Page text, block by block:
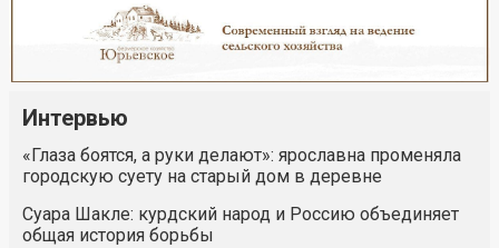
Интервью
«Глаза боятся, а руки делают»: ярославна променяла
городскую суету на старый дом в деревне
Суара Шакле: курдский народ и Россию объединяет
общая история борьбы